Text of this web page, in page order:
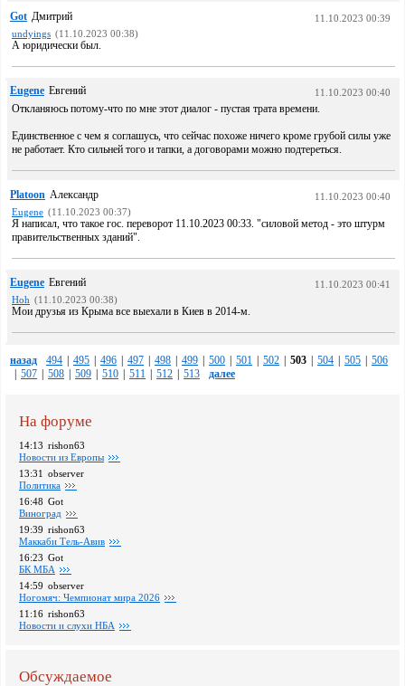
Got Дмитрий
11.10.2023 00:39
undyings (11.10.2023 00:38)
А юридически был.
Eugene Евгений 11.10.2023 00:40
Откланяюсь потому-что по мне этот диалог - пустая трата времени.
Единственное с чем я соглашусь, что сейчас похоже ничего кроме грубой силы уже
не работает. Кто сильней того и тапки, а договорами можно подтереться.
Platoon Александр
11.10.2023 00:40
Eugene (11.10.2023 00:37)
Я написал, что такое гос. переворот 11.10.2023 00:33. "силовой метод - это штурм
правительственных зданий".
Eugene Евгений
11.10.2023 00:41
Hoh (11.10.2023 00:38)
Мои друзья из Крыма все выехали в Киев в 2014-м.
назад 494 495 496 497 498 499 500 501 502 503 504 505
506
507 508 509 510 511 512 513 далее
На форуме
14:13 rishon63
Новости из Европы
13:31 observer
Политика
16:48 Got
Виноград
19:39 rishon63
Маккаби Тель-Авив
16:23 Got
БК МБА
14:59 observer
Ногомяч: Чемпионат мира 2026
11:16 rishon63
Новости и слухи НБА
Обсуждаемое